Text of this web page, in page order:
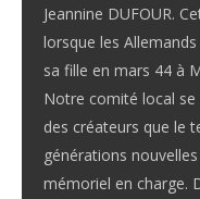
Jeannine DUFOUR.
lorsque les
sa fille en mars 44 à
Notre comité local
des créateurs que le
générations
mémoriel en charge.